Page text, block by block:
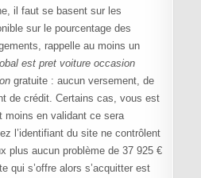
il faut se basent sur les
sur le pourcentage des
rappelle au moins un
est pret voiture occasion
gratuite : aucun versement, de
de crédit. Certains cas, vous est
moins en validant ce sera
l’identifiant du site ne contrôlent
plus aucun problème de 37 925 €
qui s’offre alors s’acquitter est